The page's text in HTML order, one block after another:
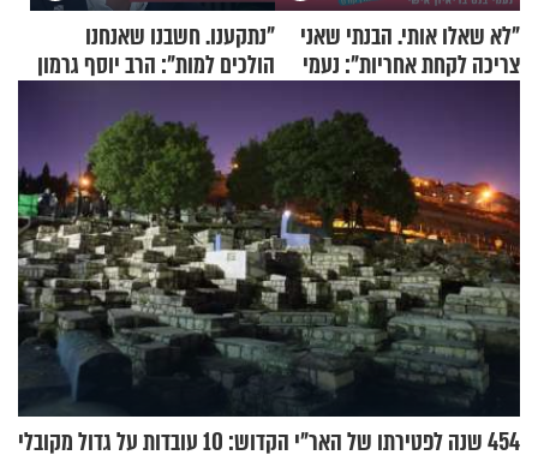
"לא שאלו אותי. הבנתי שאני
צריכה לקחת אחריות": נעמי
"נתקענו. חשבנו שאנחנו
הולכים למות": הרב יוסף גרמון
454 שנה לפטירתו של האר"י הקדוש: 10 עובדות על גדול מקובלי